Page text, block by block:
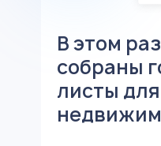
В этом
собраны
листы